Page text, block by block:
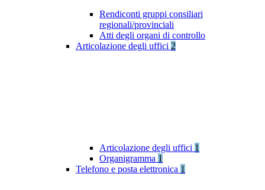
Rendiconti gruppi consiliari
regionali/provinciali
Atti degli organi di controllo
Articolazione degli uffici 2
Articolazione degli uffici 1
Organigramma 1
Telefono e posta elettronica 1